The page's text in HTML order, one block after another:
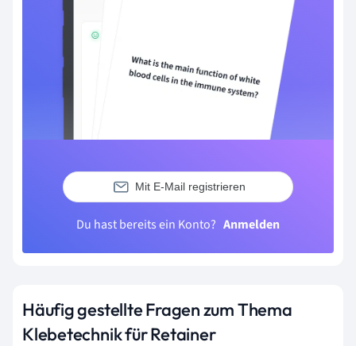
Mit E-Mail registrieren
Du hast bereits ein Konto? Anmelden
Häufig gestellte Fragen zum Thema
Klebetechnik für Retainer